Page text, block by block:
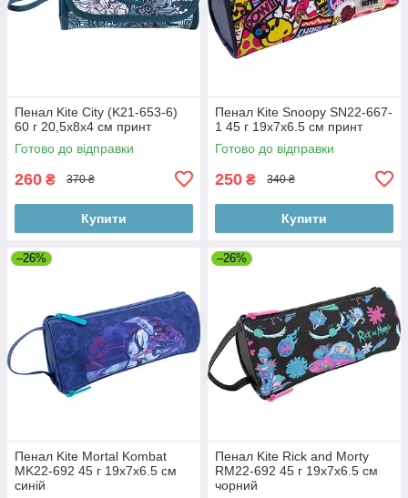
Пенал Kite City (K21-653-6)
60 г 20,5x8x4 см принт
Готово до відправки
260 ₴ 370 ₴
Купити
Пенал Kite Snoopy SN22-667-
1 45 г 19х7х6.5 см принт
Готово до відправки
250 ₴ 340 ₴
Купити
–26%
Пенал Kite Mortal Kombat
MK22-692 45 г 19х7х6.5 см
синій
–26%
Пенал Kite Rick and Morty
RM22-692 45 г 19х7х6.5 см
чорний